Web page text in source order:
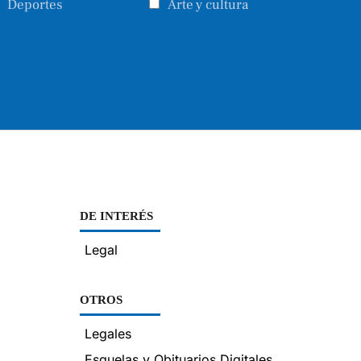
Deportes
Arte y cultura
DE INTERÉS
Legal
OTROS
Legales